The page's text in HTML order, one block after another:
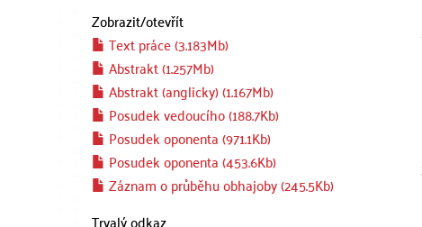
Zobrazit/otevřít
Text práce (3.183Mb)
Abstrakt (1.257Mb)
Abstrakt (anglicky) (1.167Mb)
Posudek vedoucího (188.7Kb)
Posudek oponenta (971.1Kb)
Posudek oponenta (453.6Kb)
Záznam o průběhu obhajoby (245.5Kb)
Trvalý odkaz